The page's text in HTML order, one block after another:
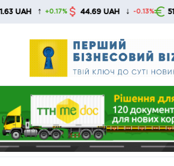
Skip
↑ +0.17% 44.69 UAH ↓ -0.13% 51.63 UAH